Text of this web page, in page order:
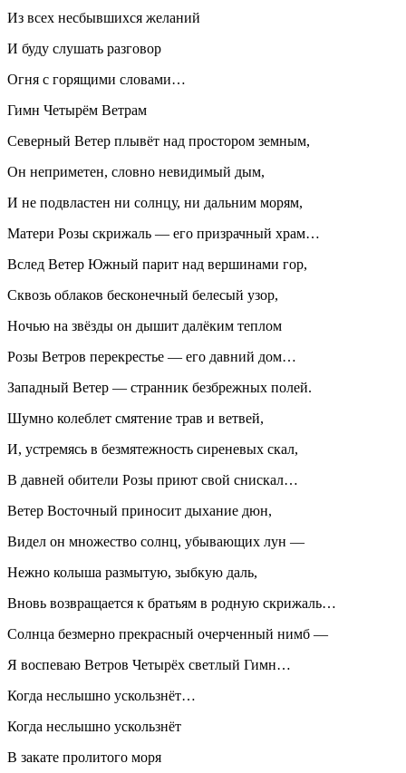
Из всех несбывшихся желаний
И буду слушать разговор
Огня с горящими словами…
Гимн Четырём Ветрам
Северный Ветер плывёт над простором земным,
Он неприметен, cловно невидимый дым,
И не подвластен ни солнцу, ни дальним морям,
Матери Розы скрижаль — его призрачный храм…
Вслед Ветер Южный парит над вершинами гор,
Сквозь облаков бесконечный белесый узор,
Ночью на звёзды он дышит далёким теплом
Розы Ветров перекрестье — его давний дом…
Западный Ветер — странник безбрежных полей.
Шумно колеблет смятение трав и ветвей,
И, устремясь в безмятежность сиреневых скал,
В давней обители Розы приют свой снискал…
Ветер Восточный приносит дыхание дюн,
Видел он множество солнц, убывающих лун —
Нежно колыша размытую, зыбкую даль,
Вновь возвращается к братьям в родную скрижаль…
Солнца безмерно прекрасный очерченный нимб —
Я воспеваю Ветров Четырёх светлый Гимн…
Когда неслышно ускользнёт…
Когда неслышно ускользнёт
В закате пролитого моря